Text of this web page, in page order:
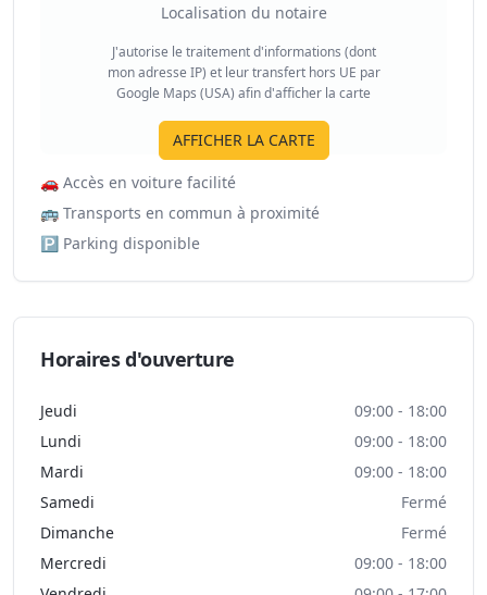
Localisation du notaire
J'autorise le traitement d'informations (dont
mon adresse IP) et leur transfert hors UE par
Google Maps (USA) afin d'afficher la carte
AFFICHER LA CARTE
🚗 Accès en voiture facilité
🚌 Transports en commun à proximité
🅿️ Parking disponible
Horaires d'ouverture
Jeudi
09:00 - 18:00
Lundi
09:00 - 18:00
Mardi
09:00 - 18:00
Samedi
Fermé
Dimanche
Fermé
Mercredi
09:00 - 18:00